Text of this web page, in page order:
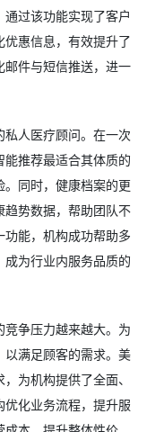
过该功能实现了客户
惠信息，有效提升了
邮件与短信推送，进一
人医疗顾问。在一次
推荐最适合其体质的
同时，健康档案的更
势数据，帮助团队不
能，机构成功帮助多
为行业内服务品质的
争压力越来越大。为
以满足顾客的需求。美
为机构提供了全面、
优化业务流程，提升服